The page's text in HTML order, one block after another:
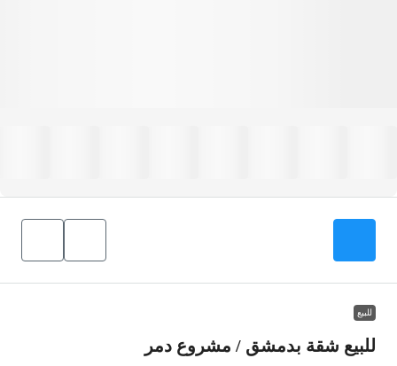
للبيع
للبيع شقة بدمشق / مشروع دمر